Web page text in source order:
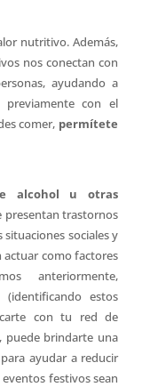
nutritivo. Además,
nos conectan con
ayudando a
previamente con el
comer, permítete
alcohol u otras
presentan trastornos
sociales y
actuar como factores
anteriormente,
estos
con tu red de
puede brindarte una
ayudar a reducir
festivos sean